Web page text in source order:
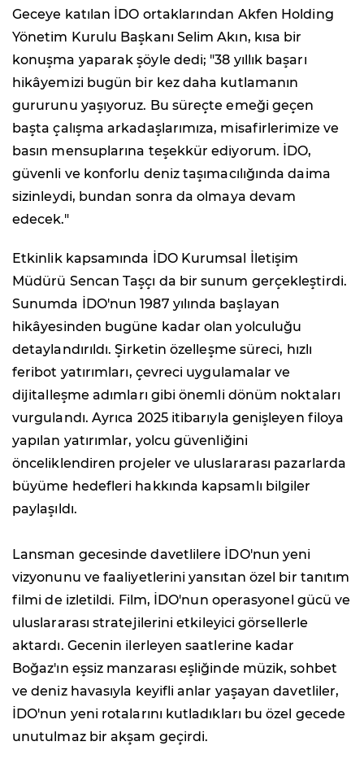
Geceye katılan İDO ortaklarından Akfen Holding
Yönetim Kurulu Başkanı Selim Akın, kısa bir
konuşma yaparak şöyle dedi; "38 yıllık başarı
hikâyemizi bugün bir kez daha kutlamanın
gururunu yaşıyoruz. Bu süreçte emeği geçen
başta çalışma arkadaşlarımıza, misafirlerimize ve
basın mensuplarına teşekkür ediyorum. İDO,
güvenli ve konforlu deniz taşımacılığında daima
sizinleydi, bundan sonra da olmaya devam
edecek."
Etkinlik kapsamında İDO Kurumsal İletişim
Müdürü Sencan Taşçı da bir sunum gerçekleştirdi.
Sunumda İDO'nun 1987 yılında başlayan
hikâyesinden bugüne kadar olan yolculuğu
detaylandırıldı. Şirketin özelleşme süreci, hızlı
feribot yatırımları, çevreci uygulamalar ve
dijitalleşme adımları gibi önemli dönüm noktaları
vurgulandı. Ayrıca 2025 itibarıyla genişleyen filoya
yapılan yatırımlar, yolcu güvenliğini
önceliklendiren projeler ve uluslararası pazarlarda
büyüme hedefleri hakkında kapsamlı bilgiler
paylaşıldı.
Lansman gecesinde davetlilere İDO'nun yeni
vizyonunu ve faaliyetlerini yansıtan özel bir tanıtım
filmi de izletildi. Film, İDO'nun operasyonel gücü ve
uluslararası stratejilerini etkileyici görsellerle
aktardı. Gecenin ilerleyen saatlerine kadar
Boğaz'ın eşsiz manzarası eşliğinde müzik, sohbet
ve deniz havasıyla keyifli anlar yaşayan davetliler,
İDO'nun yeni rotalarını kutladıkları bu özel gecede
unutulmaz bir akşam geçirdi.